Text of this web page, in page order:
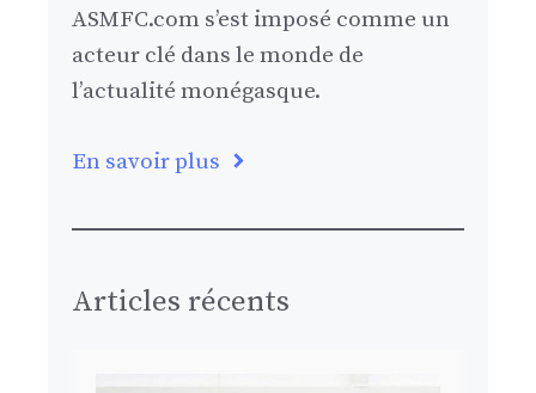
ASMFC.com s’est imposé comme un
acteur clé dans le monde de
l’actualité monégasque.
En savoir plus
Articles récents